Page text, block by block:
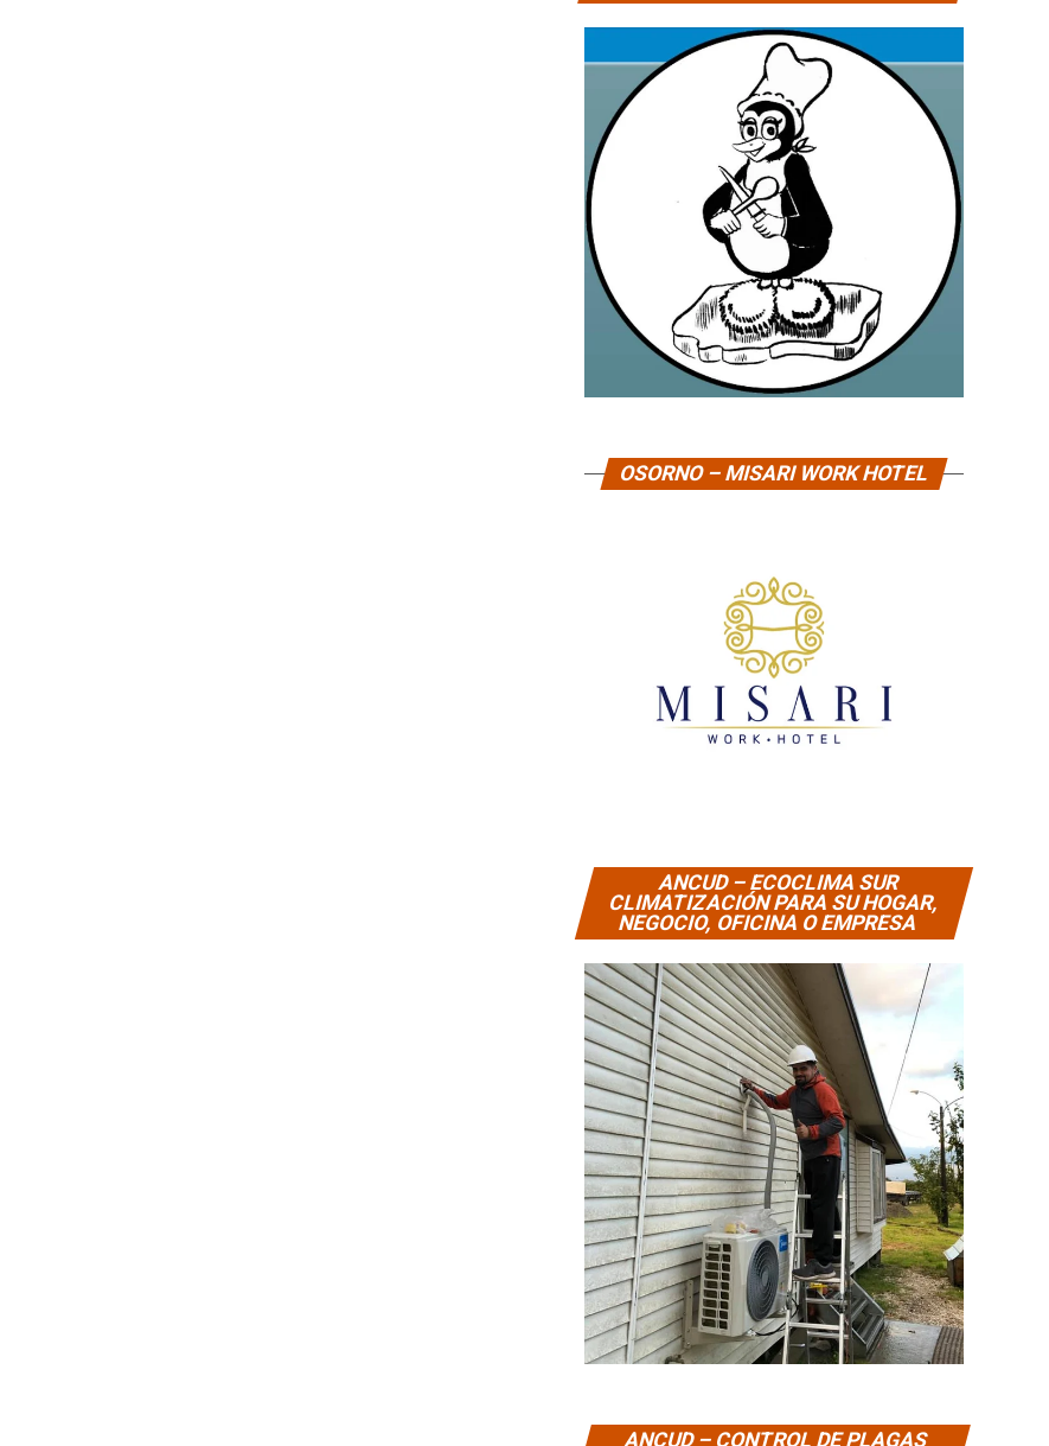
OSORNO – MISARI WORK HOTEL
ANCUD – ECOCLIMA SUR
CLIMATIZACIÓN PARA SU HOGAR,
NEGOCIO, OFICINA O EMPRESA
ANCUD – CONTROL DE PLAGAS